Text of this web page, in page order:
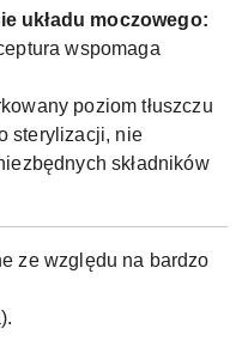
układu moczowego:
wspomaga
poziom tłuszczu
sterylizacji, nie
składników
ze względu na bardzo